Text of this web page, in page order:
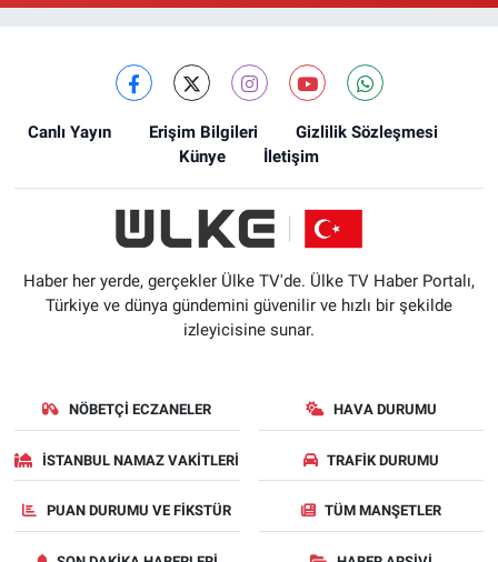
Canlı Yayın Erişim Bilgileri
Gizlilik Sözleşmesi
Künye
İletişim
Haber her yerde, gerçekler Ülke TV'de. Ülke TV Haber Portalı,
Türkiye ve dünya gündemini güvenilir ve hızlı bir şekilde
izleyicisine sunar.
NÖBETÇI ECZANELER HAVA DURUMU
İSTANBUL NAMAZ VAKITLERI TRAFIK DURUMU
PUAN DURUMU VE FIKSTÜR TÜM MANŞETLER